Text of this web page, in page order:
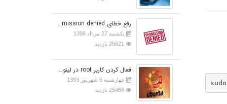
رفع خطای Permission denied در اوبونتو
یکشنبه 27 مرداد 1398
فعال کردن کاربر root در لینوکس اوبونتو
چهارشنبه 5 شهریور 1393
25466 بازدید